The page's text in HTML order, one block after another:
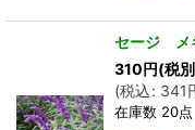
セージ メ
310円(税
(税込: 341
在庫数 20点